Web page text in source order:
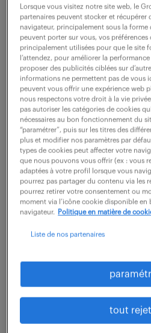
description du
Que diriez-vous de
projets innovants comme
Nous recherchons pour
capable de manier
montage et l'ajustement
de production technique
- Réaliser les montages et
compression et d'outils de
caoutchouc
commandes numériques et
- Assurer des contrôles
des instruments
mesures par caméra
Lorsque vous visitez notre site web, le
partenaires peuvent stocker et récupérer
navigateur, principalement sous la forme
peuvent porter sur vous, vos
principalement utilisées pour que le site
l’attendez, pour améliorer la
proposer des publicités ciblées sur
informations ne permettent pas de vous
peuvent vous offrir une expérience web
nous respectons votre droit à la vie
pas autoriser les catégories de cookies
nécessaires au bon fonctionnement du
“paramétrer”, puis sur les titres des
plus et modifier nos paramètres par
types de cookies peut affecter votre
que nous pouvons vous offrir (ex : vous
adaptées à votre profil lorsque vous
pourrez pas partager du contenu via les
pourrez retirer votre consentement ou
moment via l’icône cookie disponible en
navigateur.
Politique en matière de
Liste de nos partenaires
tout